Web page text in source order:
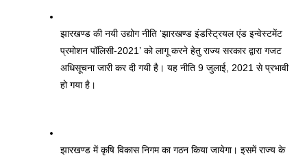
झारखण्ड की नयी उद्योग नीति ‘झारखण्ड इंडस्ट्रियल एंड इन्वेस्टमेंट
प्रमोशन पॉलिसी-2021’ को लागू करने हेतु राज्य सरकार द्वारा गजट
अधिसूचना जारी कर दी गयी है। यह नीति 9 जुलाई, 2021 से प्रभावी
हो गया है।
झारखण्ड में कृषि विकास निगम का गठन किया जायेगा। इसमें राज्य के